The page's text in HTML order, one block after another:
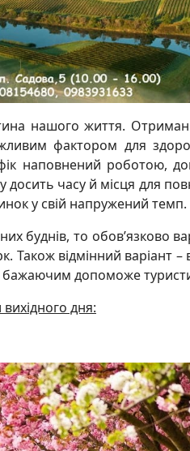
нашого життя.
фактором для
наповнений роботою,
досить часу й місця для
у свій напружений темп.
то обов’язково
Також відмінний варіант
бажаючим допоможе
дня: